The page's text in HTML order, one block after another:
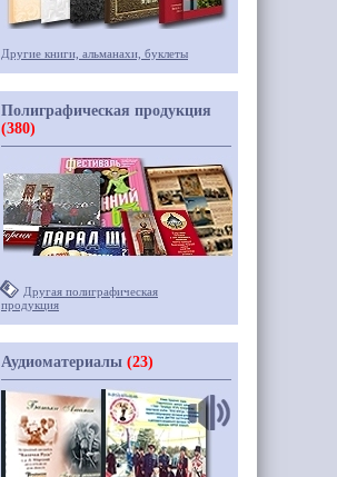
Другие книги, альманахи, буклеты
Полиграфическая продукция
(380)
Другая полиграфическая
продукция
Аудиоматериалы (23)